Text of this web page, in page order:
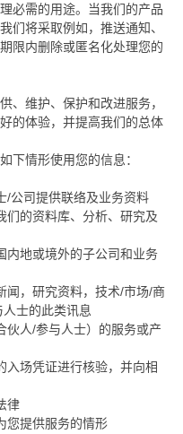
必需的用途。当我们的产品
们将采取例如，推送通知、
限内删除或匿名化处理您的
、维护、保护和改进服务，
的体验，并提高我们的总体
下情形使用您的信息：
/公司提供联络及业务资料
们的资料库、分析、研究及
内地或境外的子公司和业务
闻，研究资料，技术/市场/商
人士的此类讯息
伙人/参与人士）的服务或产
入场凭证进行核验，并向相
律
您提供服务的情形